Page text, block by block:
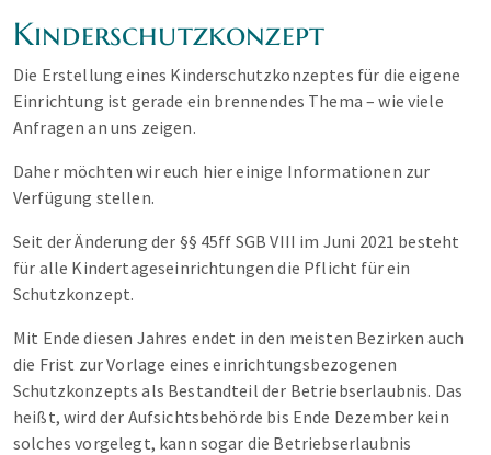
Kinderschutzkonzept
Die Erstellung eines Kinderschutzkonzeptes für die eigene
Einrichtung ist gerade ein brennendes Thema – wie viele
Anfragen an uns zeigen.
Daher möchten wir euch hier einige Informationen zur
Verfügung stellen.
Seit der Änderung der §§ 45ff SGB VIII im Juni 2021 besteht
für alle Kindertageseinrichtungen die Pflicht für ein
Schutzkonzept.
Mit Ende diesen Jahres endet in den meisten Bezirken auch
die Frist zur Vorlage eines einrichtungsbezogenen
Schutzkonzepts als Bestandteil der Betriebserlaubnis. Das
heißt, wird der Aufsichtsbehörde bis Ende Dezember kein
solches vorgelegt, kann sogar die Betriebserlaubnis